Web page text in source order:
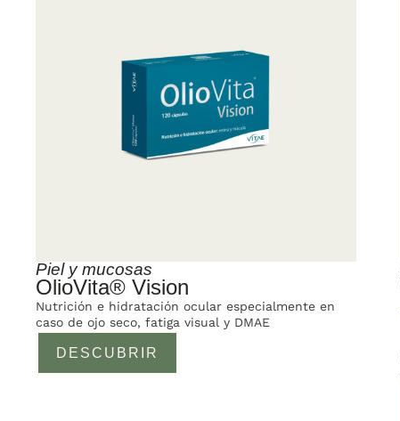
Piel y mucosas
OlioVita® Vision
DESCUBRIR
Nutrición e hidratación ocular especialmente en
caso de ojo seco, fatiga visual y DMAE